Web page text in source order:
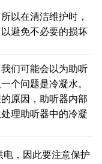
以在清洁维护时，
避免不必要的损坏
们可能会以为助听
个问题是冷凝水。
原因，助听器内部
理助听器中的冷凝
，因此要注意保护